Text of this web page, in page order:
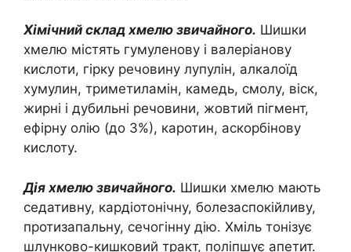
Хімічний склад хмелю звичайного. Шишки
хмелю містять гумуленову і валеріанову
кислоти, гірку речовину лупулін, алкалоїд
хумулин, триметиламін, камедь, смолу, віск,
жирні і дубильні речовини, жовтий пігмент,
ефірну олію (до 3%), каротин, аскорбінову
кислоту.
Дія хмелю звичайного. Шишки хмелю мають
седативну, кардіотонічну, болезаспокійливу,
протизапальну, сечогінну дію. Хміль тонізує
шлунково-кишковий тракт, поліпшує апетит.